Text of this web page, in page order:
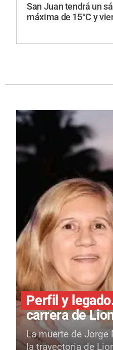
San Juan tendrá un
máxima de 15°C y
Perfil y
carrera de
La muerte de
la trayectoria de